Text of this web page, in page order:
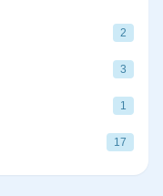
2
3
1
17